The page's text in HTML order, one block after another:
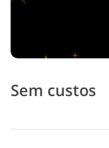
Sem custos